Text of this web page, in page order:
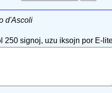
d'Ascoli
250 signoj, uzu iksojn por E-